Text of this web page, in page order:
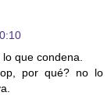
que condena.
por qué? no lo